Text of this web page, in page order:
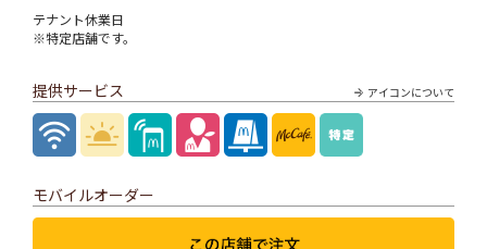
テナント休業日
※特定店舗です。
アイコンについて
提供サービス
モバイルオーダー